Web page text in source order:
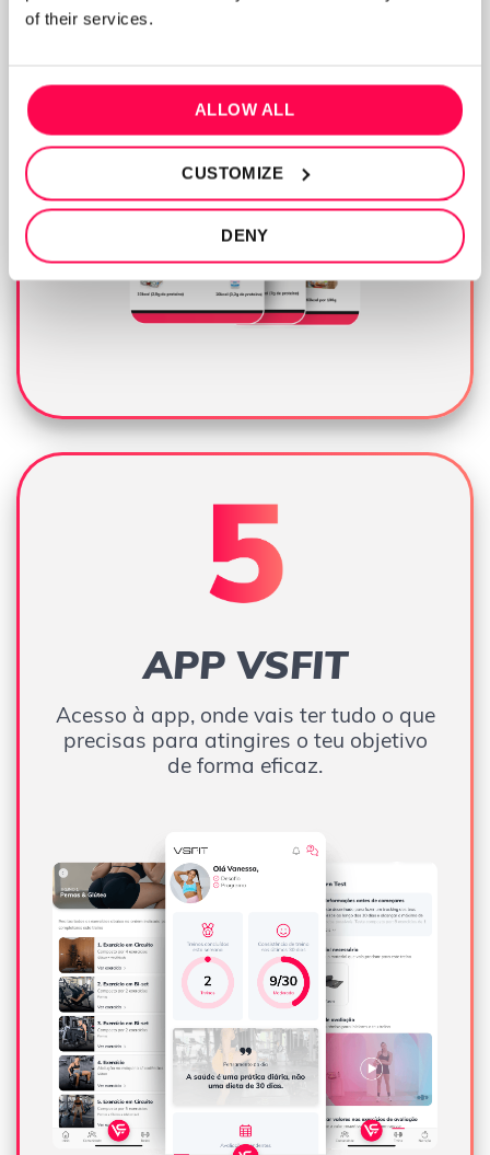
of their services.
ALLOW ALL
CUSTOMIZE
DENY
APP VSFIT
Acesso à app, onde vais ter tudo o que
precisas para atingires o teu objetivo
de forma eficaz.